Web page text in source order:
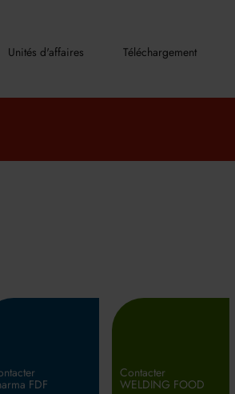
Unités d'affaires Téléchargement
FDF
Contacter
WELDING FOOD